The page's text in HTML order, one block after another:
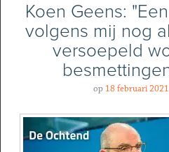
Koen Geens:
volgens mij nog
versoepeld
op18 februari 2021